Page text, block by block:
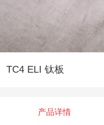
TC4 ELI 钛板
产品详情